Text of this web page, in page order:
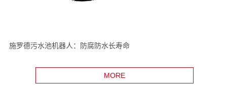
施罗德污水池机器人：防腐防水长寿命
MORE